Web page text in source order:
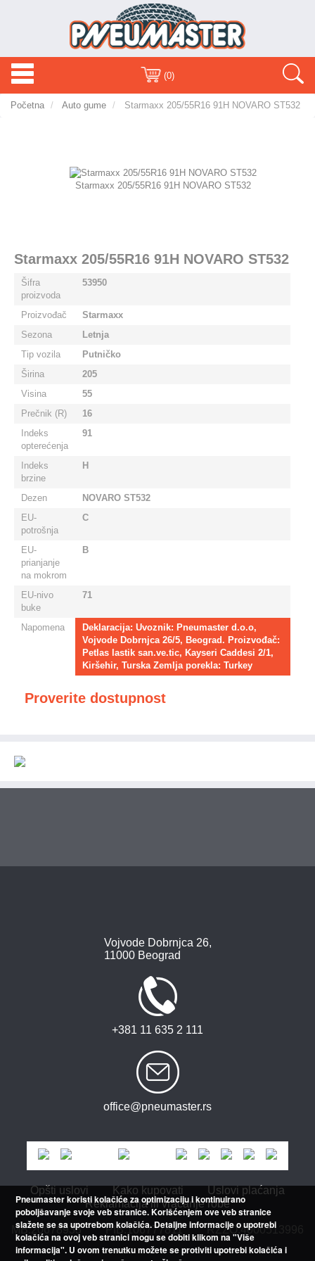
Pneumaster koristi kolačiće za optimizaciju i kontinuirano
poboljšavanje svoje veb stranice. Korišćenjem ove veb stranice
slažete se sa upotrebom kolačića. Detaljne informacije o upotrebi
kolačića na ovoj veb stranici mogu se dobiti klikom na "Više
informacija". U ovom trenutku možete se protiviti upotrebi kolačića i
Toggle
navigation
Toggle
(0)
Početna Auto gume Starmaxx 205/55R16 91H NOVARO ST532
Starmaxx 205/55R16 91H NOVARO ST532
Starmaxx 205/55R16 91H NOVARO ST532
Šifra
proizvoda
53950
Proizvođač
Starmaxx
Sezona
Letnja
Tip vozila
Putničko
Širina
205
Visina
55
Prečnik (R)
16
Indeks
opterećenja
91
Indeks
brzine
H
Dezen
NOVARO ST532
EU-
potrošnja
C
EU-
prianjanje
na mokrom
B
EU-nivo
buke
71
Napomena
Deklaracija: Uvoznik: Pneumaster d.o.o,
Vojvode Dobrnjca 26/5, Beograd. Proizvođač:
Petlas lastik san.ve.tic, Kayseri Caddesi 2/1,
Kiršehir, Turska Zemlja porekla: Turkey
Proverite dostupnost
Vojvode Dobrnjca 26,
11000 Beograd
+381 11 635 2 111
office@pneumaster.rs
Opšti uslovi Kako kupovati
Uslovi plaćanja
Reklamacija ili vraćanje robe
MB:20678933 PIB:106777811 RZZO:4000513996